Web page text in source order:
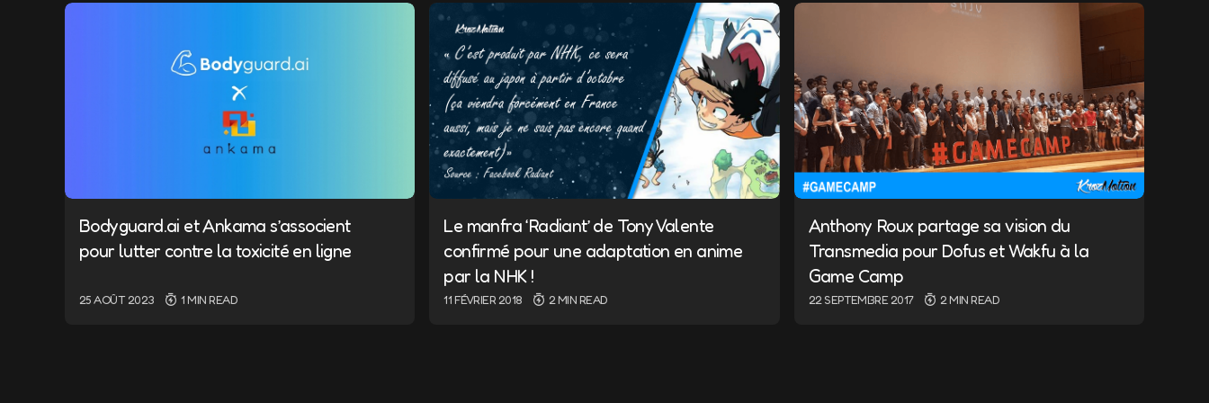
Name* E-mail*
Save my name and e-mail in this browser for
Bodyguard.ai et Ankama s’associent
pour lutter contre la toxicité en ligne
25 AOÛT 2023 1 MIN READ
Le manfra ‘Radiant’ de Tony Valente
confirmé pour une adaptation en anime
par la NHK !
11 FÉVRIER 2018 2 MIN READ
Anthony Roux partage sa vision du
Transmedia pour Dofus et Wakfu à la
Game Camp
22 SEPTEMBRE 2017 2 MIN READ